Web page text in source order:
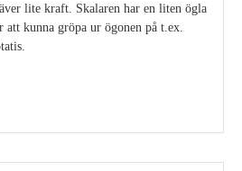
lite kraft. Skalaren har en liten ögla
att kunna gröpa ur ögonen på t.ex.